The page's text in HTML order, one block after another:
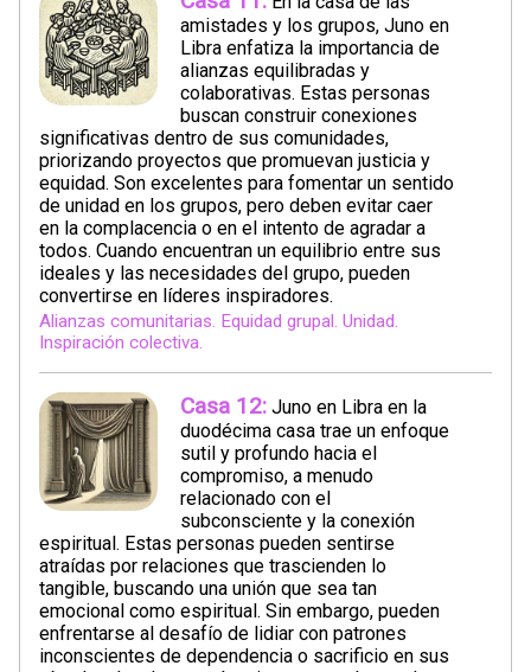
amistades y los grupos, Juno en
Libra enfatiza la importancia de
alianzas equilibradas y
colaborativas. Estas personas
buscan construir conexiones
significativas dentro de sus comunidades,
priorizando proyectos que promuevan justicia y
equidad. Son excelentes para fomentar un sentido
de unidad en los grupos, pero deben evitar caer
en la complacencia o en el intento de agradar a
todos. Cuando encuentran un equilibrio entre sus
ideales y las necesidades del grupo, pueden
convertirse en líderes inspiradores.
Alianzas comunitarias. Equidad grupal. Unidad.
Inspiración colectiva.
Casa 12: Juno en Libra en la
duodécima casa trae un enfoque
sutil y profundo hacia el
compromiso, a menudo
relacionado con el
subconsciente y la conexión
espiritual. Estas personas pueden sentirse
atraídas por relaciones que trascienden lo
tangible, buscando una unión que sea tan
emocional como espiritual. Sin embargo, pueden
enfrentarse al desafío de lidiar con patrones
inconscientes de dependencia o sacrificio en sus